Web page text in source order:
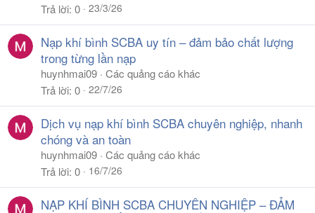
Trả lời 0 23/3/26
Nạp khí bình SCBA uy tín – đảm bảo chất lượng
trong từng lần nạp
huynhmai09 Các quảng cáo khác
Trả lời 0 22/7/26
Dịch vụ nạp khí bình SCBA chuyên nghiệp, nhanh
chóng và an toàn
huynhmai09 Các quảng cáo khác
Trả lời 0 16/7/26
NẠP KHÍ BÌNH SCBA CHUYÊN NGHIỆP – ĐẢM